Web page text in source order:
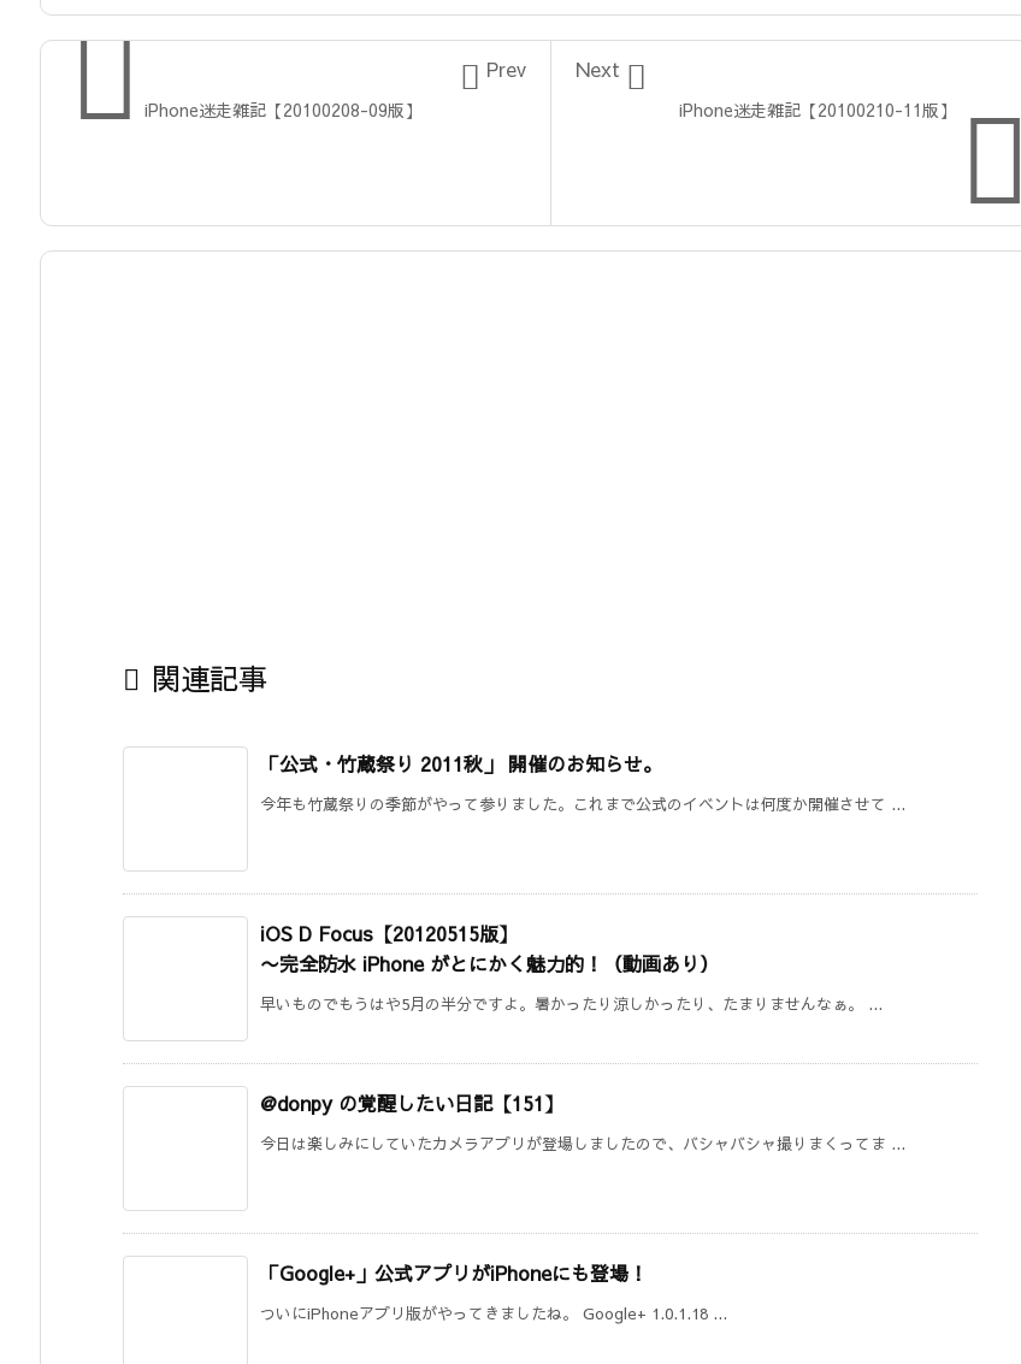

iPhone迷走雑記【20100210-11版】

Next
iPhone迷走雑記【20100208-09版】
 Prev
 関連記事
「公式・竹蔵祭り 2011秋」 開催のお知らせ。
今年も竹蔵祭りの季節がやって参りました。これまで公式のイベントは何度か開催させて ...
iOS D Focus【20120515版】
〜完全防水 iPhone がとにかく魅力的！（動画あり）
早いものでもうはや5月の半分ですよ。暑かったり涼しかったり、たまりませんなぁ。 ...
@donpy の覚醒したい日記【151】
今日は楽しみにしていたカメラアプリが登場しましたので、バシャバシャ撮りまくってま ...
「Google+」公式アプリがiPhoneにも登場！
ついにiPhoneアプリ版がやってきましたね。 Google+ 1.0.1.18 ...